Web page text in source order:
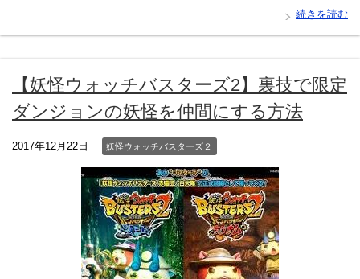
続きを読む
【妖怪ウォッチバスターズ2】裏技で限定
ダンジョンの妖怪を仲間にする方法
2017年12月22日 妖怪ウォッチバスターズ２